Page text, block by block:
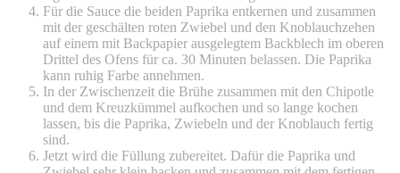
Für die Sauce die beiden Paprika entkernen und zusammen
mit der geschälten roten Zwiebel und den Knoblauchzehen
auf einem mit Backpapier ausgelegtem Backblech im oberen
Drittel des Ofens für ca. 30 Minuten belassen. Die Paprika
kann ruhig Farbe annehmen.
In der Zwischenzeit die Brühe zusammen mit den Chipotle
und dem Kreuzkümmel aufkochen und so lange kochen
lassen, bis die Paprika, Zwiebeln und der Knoblauch fertig
sind.
Jetzt wird die Füllung zubereitet. Dafür die Paprika und